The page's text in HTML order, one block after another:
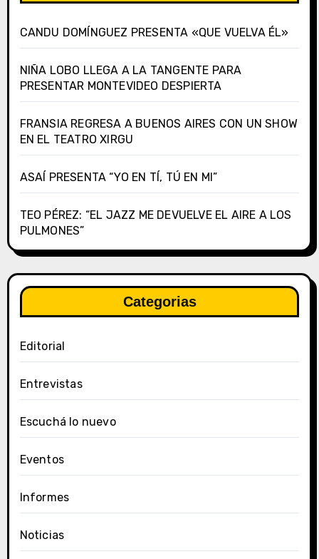
CANDU DOMÍNGUEZ PRESENTA «QUE VUELVA ÉL»
NIÑA LOBO LLEGA A LA TANGENTE PARA
PRESENTAR MONTEVIDEO DESPIERTA
FRANSIA REGRESA A BUENOS AIRES CON UN SHOW
EN EL TEATRO XIRGU
ASAÍ PRESENTA “YO EN TÍ, TÚ EN MI”
TEO PÉREZ: “EL JAZZ ME DEVUELVE EL AIRE A LOS
PULMONES”
Categorias
Editorial
Entrevistas
Escuchá lo nuevo
Eventos
Informes
Noticias